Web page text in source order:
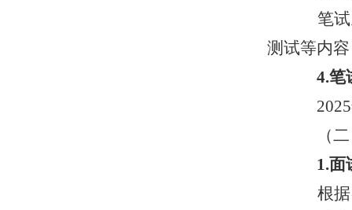
笔试
测试等内
4.笔
2025
（二
1.面
根据